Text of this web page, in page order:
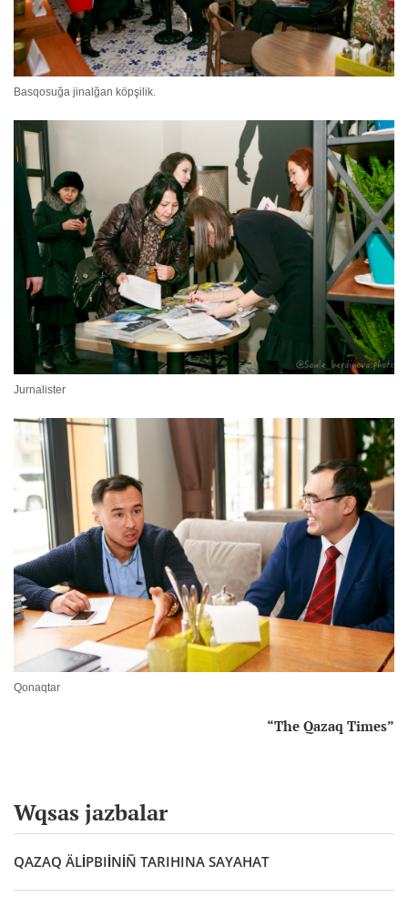
Basqosuğa jinalğan köpşilik.
Jurnalister
Qonaqtar
“The Qazaq Times”
Wqsas jazbalar
QAZAQ ÄLİPBIİNİÑ TARIHINA SAYAHAT